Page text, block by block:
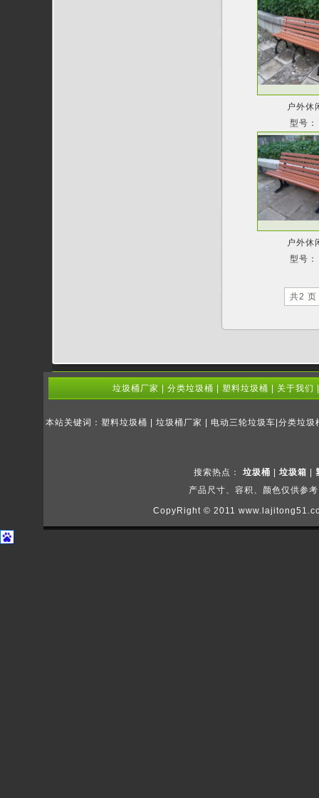
户外休
型号：
户外休
型号：
共2
垃圾桶厂家 分类垃圾桶 塑料垃圾桶 关于我们
本站关键词：塑料垃圾桶 | 垃圾桶厂家 | 电动三轮垃圾车|分类垃
搜索热点：垃圾桶 |垃圾箱 |
产品尺寸、容积、颜色仅供参
CopyRight © 2011